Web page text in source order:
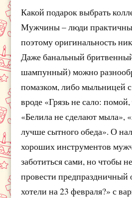
Какой подарок выбрать
Мужчины – люди
поэтому оригинальность
Даже банальный
шампунный) можно
помазком, либо мыльницей
вроде «Грязь не сало:
«Белила не сделают мыла»,
лучше сытного обеда». О
хороших инструментов
заботиться сами, но чтобы
провести
хотели на 23 февраля?» с